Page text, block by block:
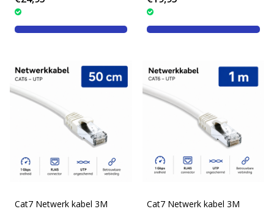
Cat7 Netwerk kabel 3M Cat7 Netwerk kabel 3M